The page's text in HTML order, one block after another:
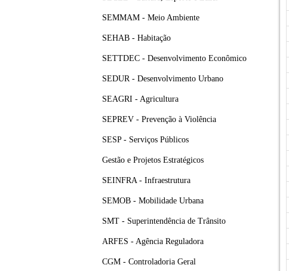
SEMMAM - Meio Ambiente
SEHAB - Habitação
SETTDEC - Desenvolvimento Econômico
SEDUR - Desenvolvimento Urbano
SEAGRI - Agricultura
SEPREV - Prevenção à Violência
SESP - Serviços Públicos
Gestão e Projetos Estratégicos
SEINFRA - Infraestrutura
SEMOB - Mobilidade Urbana
SMT - Superintendência de Trânsito
ARFES - Agência Reguladora
CGM - Controladoria Geral